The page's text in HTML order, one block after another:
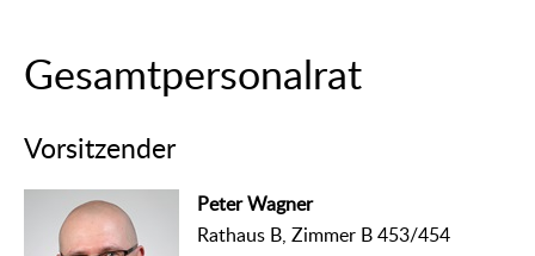
Gesamtpersonalrat
Vorsitzender
Peter Wagner
Rathaus B, Zimmer B 453/454